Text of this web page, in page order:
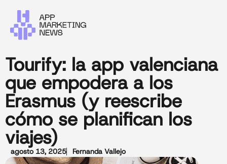
Tourify: la app valenciana
que empodera a los
Erasmus (y reescribe
cómo se planifican los
viajes)
agosto 13, 2025 Fernanda Vallejo